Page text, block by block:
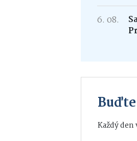
6. 08.
Každý